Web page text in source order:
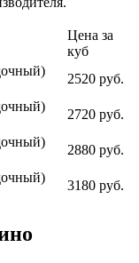
Цена за
куб
2520 руб.
2720 руб.
2880 руб.
3180 руб.